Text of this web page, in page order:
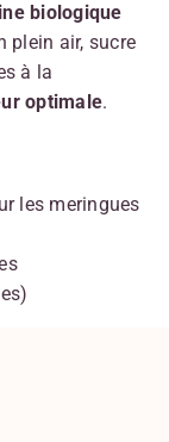
biologique
plein air, sucre
à la
optimale.
les meringues